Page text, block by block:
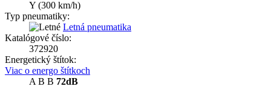
Y (300 km/h)
Typ pneumatiky:
Letná pneumatika
Katalógové číslo:
372920
Energetický štítok:
Viac o energo štítkoch
A B B 72dB